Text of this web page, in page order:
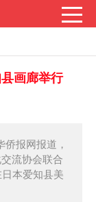
画廊举行
侨报网报道，
流协会联合
本爱知县美